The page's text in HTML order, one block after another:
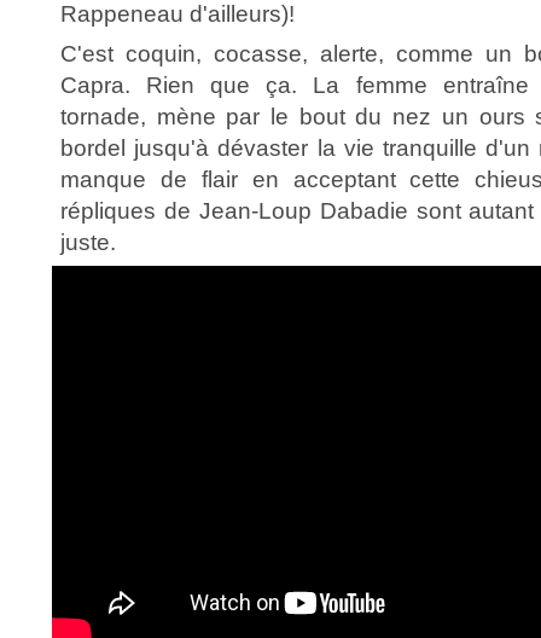
Rappeneau d'ailleurs)!
C'est coquin, cocasse, alerte, comme un
Capra. Rien que ça. La femme entraîne
tornade, mène par le bout du nez un ours
bordel jusqu'à dévaster la vie tranquille
manque de flair en acceptant cette
répliques de Jean-Loup Dabadie sont
juste.